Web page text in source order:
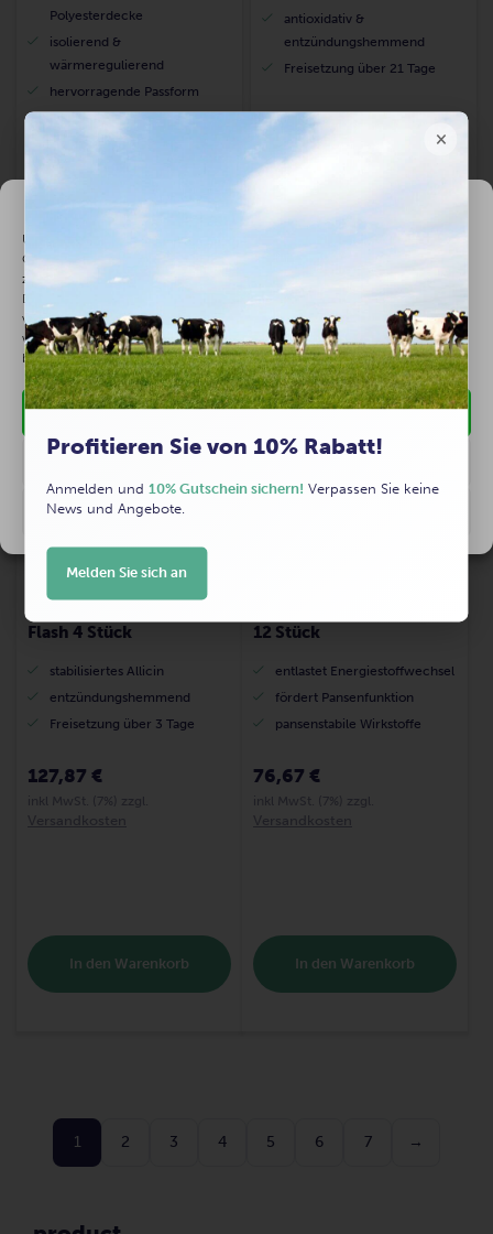
Um die besten Erfahrungen zu bieten, verwenden wir Technologien wie
Cookies, um Informationen über Ihr Gerät zu speichern und/oder darauf
zuzugreifen. Durch die Zustimmung zu diesen Technologien können wir
Daten wie das Surfverhalten oder eindeutige IDs auf dieser Website
verarbeiten. Wenn Sie keine Zustimmung erteilen oder Ihre Zustimmung
widerrufen, kann dies bestimmte Funktionen und Möglichkeiten
beeinträchtigen.
Akzeptieren
Präferenzen ansehen
Polyesterdecke
isolierend &
wärmeregulierend
hervorragende Passform
In den Warenkorb
antioxidativ &
entzündungshemmend
Freisetzung über 21 Tage
98,71 €
inkl MwSt. (7%) zzgl.
Versandkosten
In den Warenkorb
Flash 4 Stück
stabilisiertes Allicin
entzündungshemmend
Freisetzung über 3 Tage
127,87 €
In den Warenkorb
12 Stück
entlastet Energiestoffwechsel
fördert Pansenfunktion
pansenstabile Wirkstoffe
76,67 €
In den Warenkorb
1 2 3 4 5 6 7 →
Profitieren Sie von 10% Rabatt!
Anmelden und10% Gutschein sichern! Verpassen Sie keine
News und Angebote.
Melden Sie sich an